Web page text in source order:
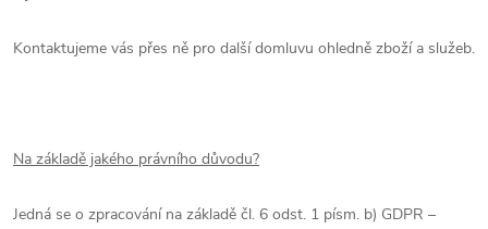
Kontaktujeme vás přes ně pro další domluvu ohledně zboží a služeb.
Na základě jakého právního důvodu?
Jedná se o zpracování na základě čl. 6 odst. 1 písm. b) GDPR –